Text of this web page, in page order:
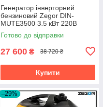
Генератор інверторний
бензиновий Zegor DIN-
MUTE3500 3.5 кВт 220В
Готово до відправки
27 600 ₴ 38 720 ₴
Купити
–29%